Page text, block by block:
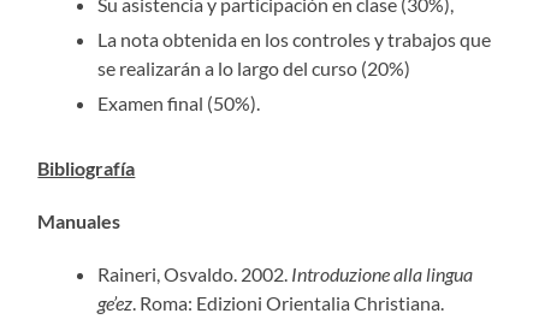
La nota obtenida en los controles y trabajos que
se realizarán a lo largo del curso (20%)
Examen final (50%).
Bibliografía
Manuales
Raineri, Osvaldo. 2002. Introduzione alla lingua
ge’ez. Roma: Edizioni Orientalia Christiana.